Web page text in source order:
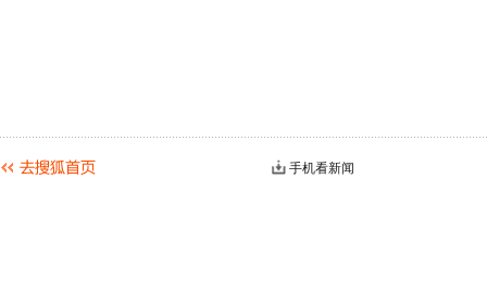
手机看新闻